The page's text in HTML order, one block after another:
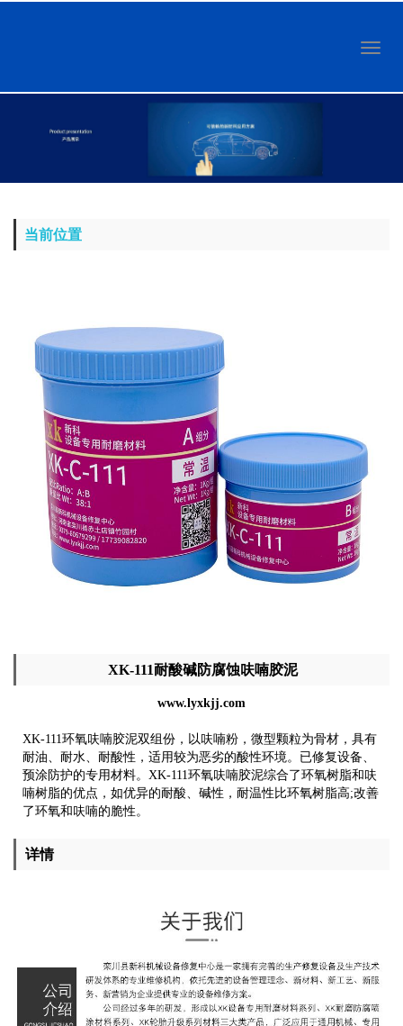
当前位置
XK-111耐酸碱防腐蚀呋喃胶泥
www.lyxkjj.com
XK-111环氧呋喃胶泥双组份，以呋喃粉，微型颗粒为骨材，具有
耐油、耐水、耐酸性，适用较为恶劣的酸性环境。已修复设备、
预涂防护的专用材料。XK-111环氧呋喃胶泥综合了环氧树脂和呋
喃树脂的优点，如优异的耐酸、碱性，耐温性比环氧树脂高;改善
了环氧和呋喃的脆性。
详情